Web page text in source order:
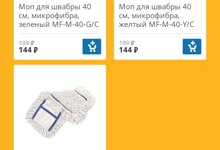
Моп для швабры 40
см, микрофибра,
зеленый MF-M-40-G/C
199
144
Моп для швабры 40
см, микрофибра,
желтый MF-M-40-Y/C
199
144